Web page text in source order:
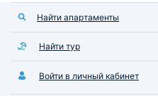
Найти апартаменты
Найти тур
Войти в личный кабинет